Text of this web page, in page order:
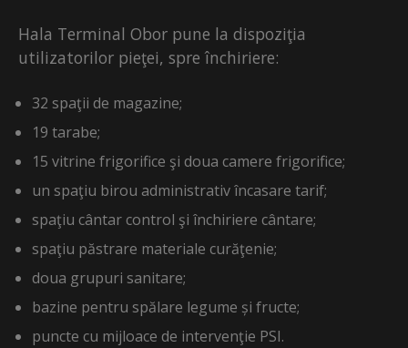
Hala Terminal Obor pune la dispoziţia
utilizatorilor pieţei, spre închiriere:
32 spaţii de magazine;
19 tarabe;
15 vitrine frigorifice şi doua camere frigorifice;
un spaţiu birou administrativ încasare tarif;
spaţiu cântar control şi închiriere cântare;
spaţiu păstrare materiale curăţenie;
doua grupuri sanitare;
bazine pentru spălare legume și fructe;
puncte cu mijloace de intervenţie PSI.